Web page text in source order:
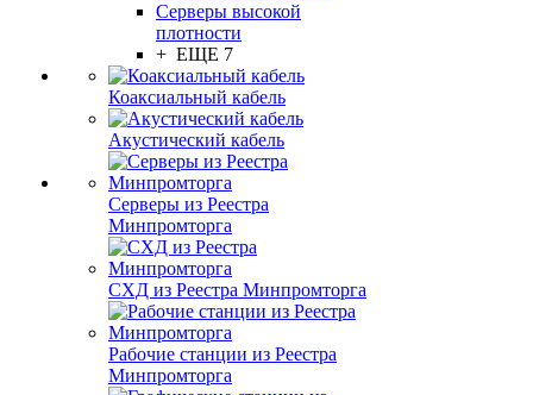
Серверы высокой
плотности
+ ЕЩЕ 7
Коаксиальный кабель
Акустический кабель
Серверы из Реестра
Минпромторга
СХД из Реестра Минпромторга
Рабочие станции из Реестра
Минпромторга